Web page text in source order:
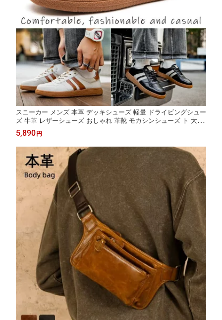
スニーカー メンズ 本革 デッキシューズ 軽量 ドライビングシュー
ズ 牛革 レザーシューズ おしゃれ 革靴 モカシンシューズ ト 大人
レッキングシューズ 男性 ローファー カジュアル 運動 お出かけ
通学通勤 高校生 紐靴 人気 20代 30代 40代
5,890 円